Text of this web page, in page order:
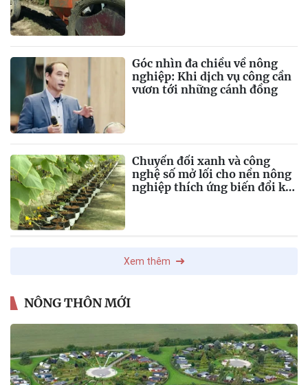
Góc nhìn đa chiều về nông
nghiệp: Khi dịch vụ công cần
vươn tới những cánh đồng
Chuyển đổi xanh và công
nghệ số mở lối cho nền nông
nghiệp thích ứng biến đổi khí
Xem thêm
NÔNG THÔN MỚI